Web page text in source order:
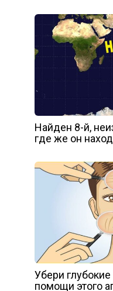
Найден 8-й,
где же он
Убери
помощи этого